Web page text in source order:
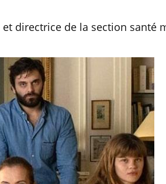
et directrice de la section santé